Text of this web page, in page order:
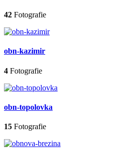
42 Fotografie
obn-kazimir
4 Fotografie
obn-topolovka
15 Fotografie